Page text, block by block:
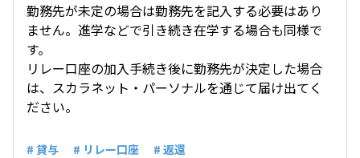
勤務先が未定の場合は勤務先を記入する必要はあり
ません。進学などで引き続き在学する場合も同様で
す。
リレー口座の加入手続き後に勤務先が決定した場合
は、スカラネット・パーソナルを通じて届け出てく
ださい。
# 貸与 # リレー口座 # 返還